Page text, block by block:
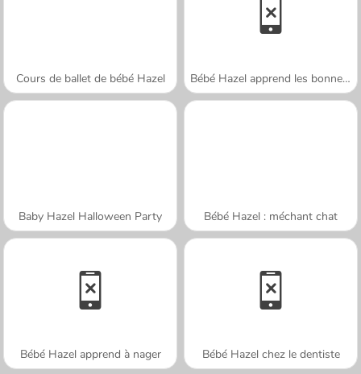
Cours de ballet de bébé Hazel Bébé Hazel apprend les bonnes manières
Baby Hazel Halloween Party Bébé Hazel : méchant chat
Bébé Hazel apprend à nager Bébé Hazel chez le dentiste